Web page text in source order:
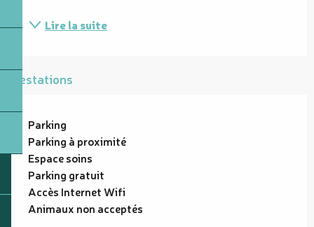
Lire la suite
Prestations
Parking
Parking à proximité
Espace soins
Parking gratuit
Accès Internet Wifi
Animaux non acceptés